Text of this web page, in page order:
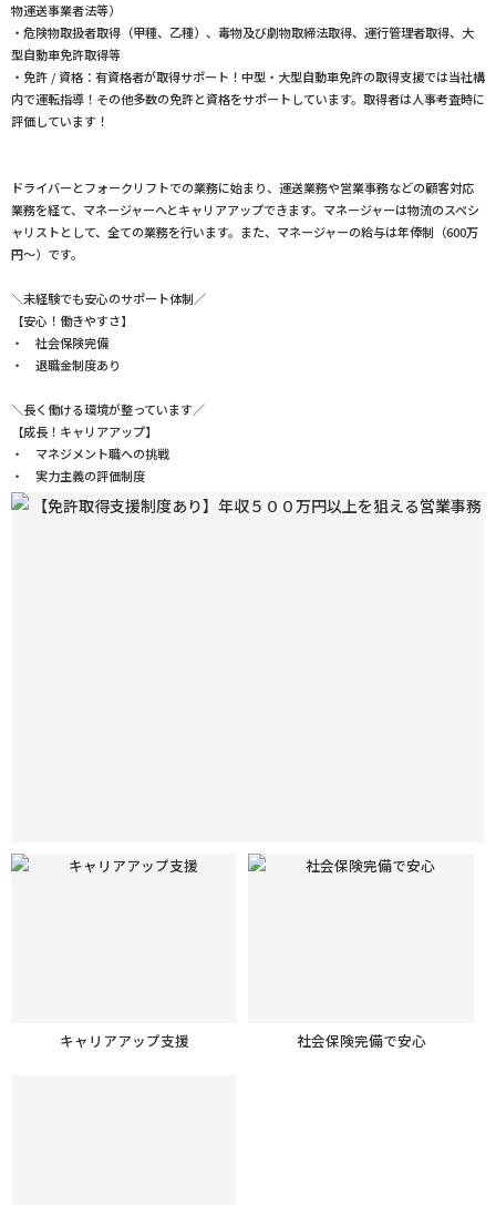
物運送事業者法等）
・危険物取扱者取得（甲種、乙種）、毒物及び劇物取締法取得、運行管理者取得、大
型自動車免許取得等
・免許 / 資格：有資格者が取得サポート！中型・大型自動車免許の取得支援では当社構
内で運転指導！その他多数の免許と資格をサポートしています。取得者は人事考査時に
評価しています！
ドライバーとフォークリフトでの業務に始まり、運送業務や営業事務などの顧客対応
業務を経て、マネージャーへとキャリアアップできます。マネージャーは物流のスペシ
ャリストとして、全ての業務を行います。また、マネージャーの給与は年俸制（600万
円〜）です。
＼未経験でも安心のサポート体制／
【安心！働きやすさ】
・ 社会保険完備
・ 退職金制度あり
＼長く働ける環境が整っています／
【成長！キャリアアップ】
・ マネジメント職への挑戦
・ 実力主義の評価制度
キャリアアップ支援 社会保険完備で安心